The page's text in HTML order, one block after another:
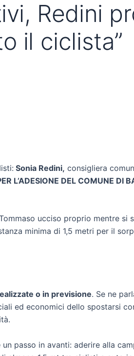
Redini
il ciclista”
Sonia Redini, consigliera
L’ADESIONE DEL COMUNE DI
ucciso proprio mentre si
minima di 1,5 metri per il
o in previsione. Se ne
ed economici dello spostarsi
un passo in avanti: aderire alla